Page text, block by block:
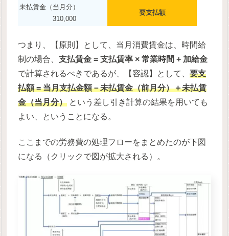
未払賃金（当月分）
310,000
要支払額
つまり、【原則】として、当月消費賃金は、時間給
制の場合、支払賃金 = 支払賃率 × 常業時間 + 加給金
で計算されるべきであるが、【容認】として、要支
払額 = 当月支払金額－未払賃金（前月分）＋未払賃
金（当月分） という差し引き計算の結果を用いても
よい、ということになる。
ここまでの労務費の処理フローをまとめたのが下図
になる（クリックで図が拡大される）。